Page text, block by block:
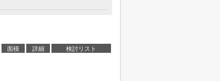
面積 詳細 検討リスト